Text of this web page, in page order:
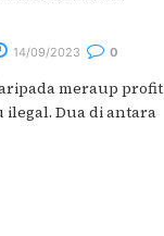
14/09/2023 0
meraup profit
Dua di antara